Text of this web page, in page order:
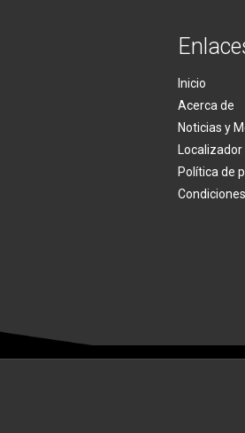
Inicio
Acerca de
Noticias y
Política de